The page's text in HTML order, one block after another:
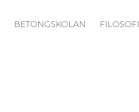
BETONGSKOLAN FILOSOFI